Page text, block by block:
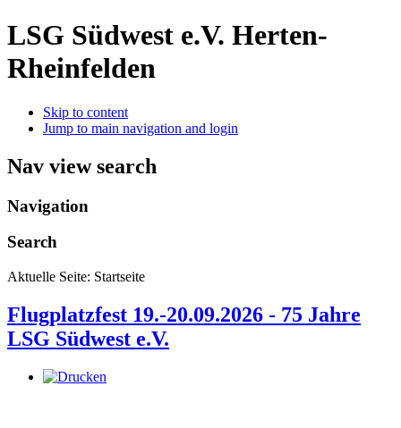
LSG Südwest e.V. Herten-
Rheinfelden
Skip to content
Jump to main navigation and login
Nav view search
Navigation
Search
Aktuelle Seite: Startseite
Flugplatzfest 19.-20.09.2026 - 75 Jahre
LSG Südwest e.V.